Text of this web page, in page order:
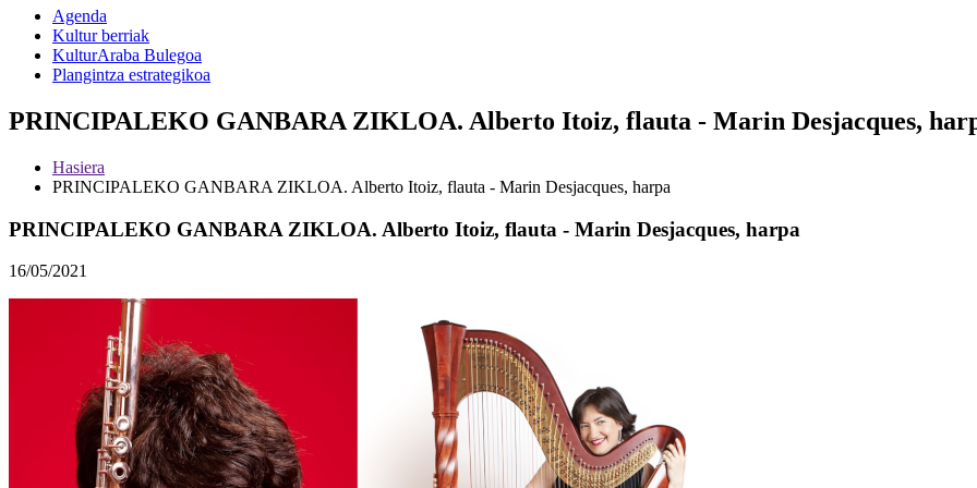
Agenda
Kultur berriak
KulturAraba Bulegoa
Plangintza estrategikoa
PRINCIPALEKO GANBARA ZIKLOA. Alberto Itoiz, flauta - Marin Desjacques,
Hasiera
PRINCIPALEKO GANBARA ZIKLOA. Alberto Itoiz, flauta - Marin Desjacques, harpa
PRINCIPALEKO GANBARA ZIKLOA. Alberto Itoiz, flauta - Marin Desjacques, harpa
16/05/2021